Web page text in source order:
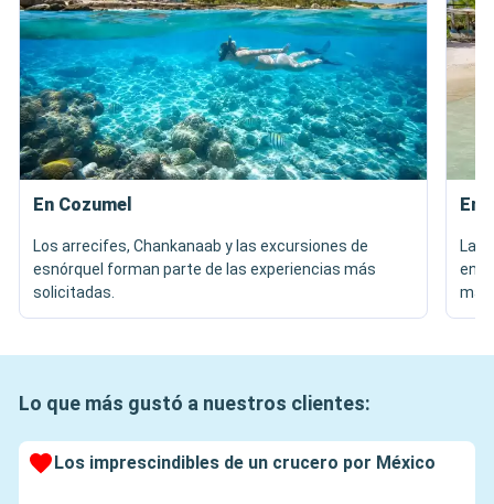
En Cozumel
Los arrecifes, Chankanaab y las excursiones de
esnórquel forman parte de las experiencias más
solicitadas.
En
La
mar.
Lo que más gustó a nuestros clientes:
Los imprescindibles de un crucero por México